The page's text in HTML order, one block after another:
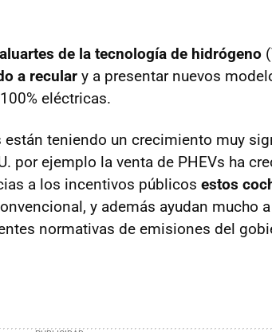
de la tecnología de hidrógeno
a recular y a presentar nuevos
eléctricas.
están teniendo un crecimiento muy
por ejemplo la venta de PHEVs ha
a los incentivos públicos estos
y además ayudan mucho
normativas de emisiones del